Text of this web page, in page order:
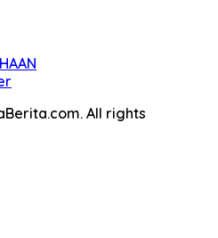
All rights